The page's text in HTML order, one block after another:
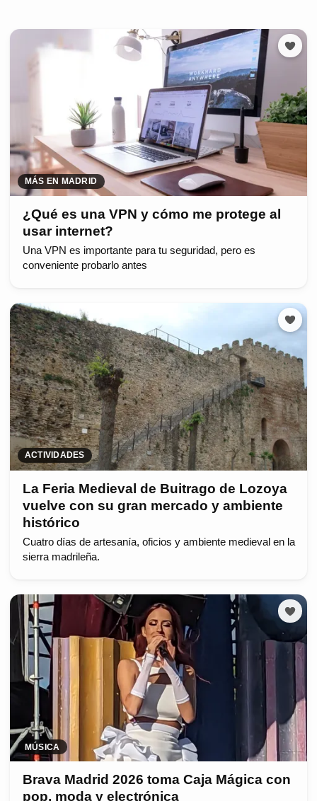
MÁS EN MADRID
¿Qué es una VPN y cómo me protege al
usar internet?
Una VPN es importante para tu seguridad, pero es
conveniente probarlo antes
ACTIVIDADES
La Feria Medieval de Buitrago de Lozoya
vuelve con su gran mercado y ambiente
histórico
Cuatro días de artesanía, oficios y ambiente medieval en la
sierra madrileña.
MÚSICA
Brava Madrid 2026 toma Caja Mágica con
pop, moda y electrónica